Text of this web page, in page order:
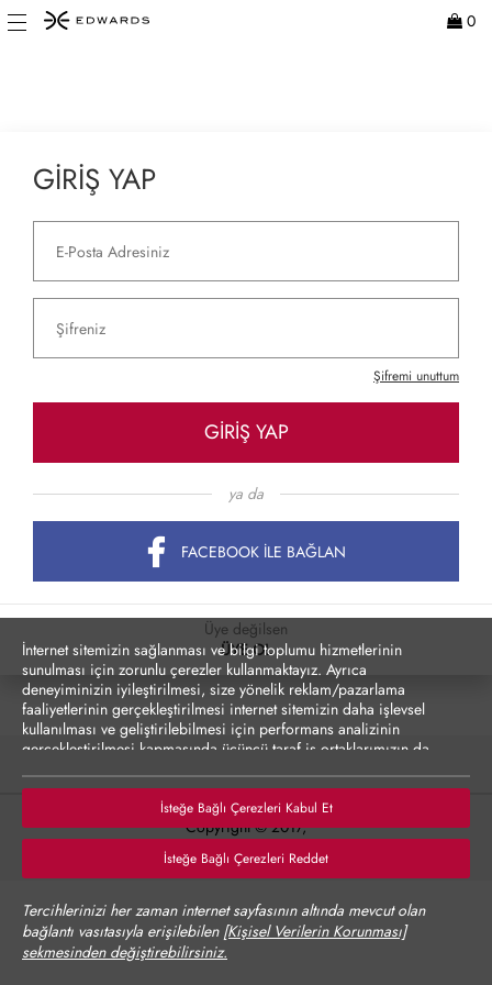
İnternet sitemizin sağlanması ve bilgi toplumu hizmetlerinin
sunulması için zorunlu çerezler kullanmaktayız. Ayrıca
deneyiminizin iyileştirilmesi, size yönelik reklam/pazarlama
faaliyetlerinin gerçekleştirilmesi internet sitemizin daha işlevsel
kullanılması ve geliştirilebilmesi için performans analizinin
gerçekleştirilmesi kapmasında üçüncü taraf iş ortaklarımızın da
çerezler onay vermediğiniz durumlarda kullanılmayacaktır.
Çerezler vasıtasıyla kişisel verilerinizin yurt dışına aktarımına
yönelik bilgiler Çerez Detayları altında sunulmakta olup,
tercihlerinize göre kişisel verileriniz yurt dışına aktarılabilecektir.
incelemenizi rica ederiz.
Verilerinizin size yönelik reklam/pazarlama faaliyetlerinin
gerçekleştirilmesi, internet sitesinin daha işlevsel kılınması ve
kişiselleştirme (gizlilik tercihiniz ayrı olmak üzere diğer
tercihlerinizin siteye tekrar girdiğinizde hatırlanmasını sağlamak)
İsteğe Bağlı Çerezleri Kabul Et
İsteğe Bağlı Çerezleri Reddet
Tercihlerinizi her zaman internet sayfasının altında mevcut olan
bağlantı vasıtasıyla erişilebilen [Kişisel Verilerin Korunması]
sekmesinden değiştirebilirsiniz.
0
GİRİŞ YAP
Şifremi unuttum
GİRİŞ YAP
ya da
FACEBOOK İLE BAĞLAN
Üye değilsen
ÜYE OL
Copyright © 2017,
Tüm hakları saklıdır.